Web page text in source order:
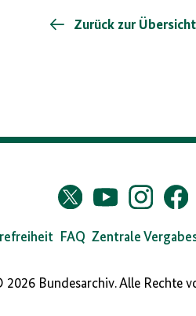
Zurück zur Übersicht
Twitter
X
YouTubeInstagram
FAQ Zentrale
2026 Bundesarchiv. Alle Rechte